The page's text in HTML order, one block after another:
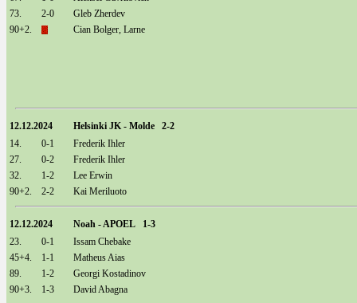
73.
2-0
Gleb Zherdev
90+2.
Cian Bolger, Larne
12.12.2024
Helsinki JK - Molde 2-2
14.
0-1
Frederik Ihler
27.
0-2
Frederik Ihler
32.
1-2
Lee Erwin
90+2.
2-2 Kai Meriluoto
12.12.2024
Noah - APOEL 1-3
23.
0-1
Issam Chebake
45+4.
1-1
Matheus Aias
89.
1-2
Georgi Kostadinov
90+3.
1-3 David Abagna